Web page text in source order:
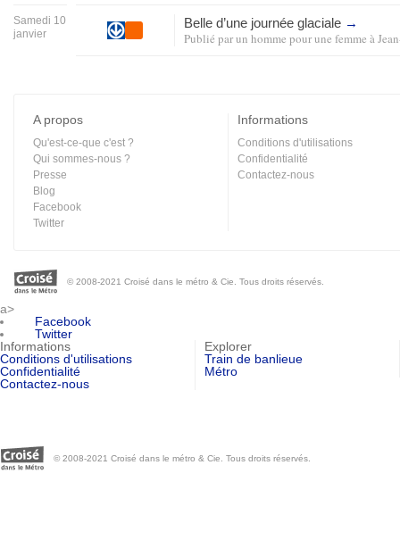
Samedi 10
janvier
Belle d’une journée glaciale →
Publié parun homme pour une femme à
A propos
Qu'est-ce-que c'est ?
Qui sommes-nous ?
Presse
Blog
Facebook
Twitter
Informations
Conditions d'utilisations
Confidentialité
Contactez-nous
© 2008-2021 Croisé dans le métro & Cie. Tous droits réservés.
a>
Facebook
Twitter
Informations
Conditions d'utilisations
Confidentialité
Contactez-nous
Explorer
Train de banlieue
Métro
© 2008-2021 Croisé dans le métro & Cie. Tous droits réservés.